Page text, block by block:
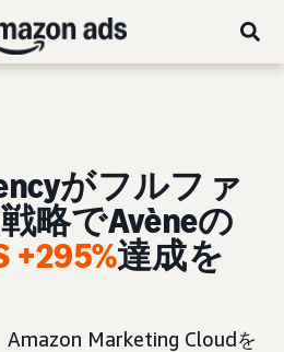
がフルファ
略でAvèneの
+295%達成を
Amazon Marketing Cloudを